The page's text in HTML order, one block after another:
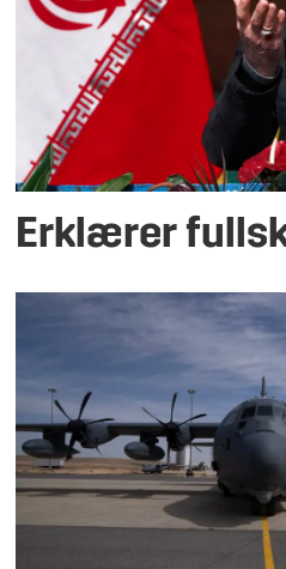
Erklærer